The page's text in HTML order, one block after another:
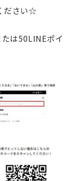
ださい☆
は50LINEポイ